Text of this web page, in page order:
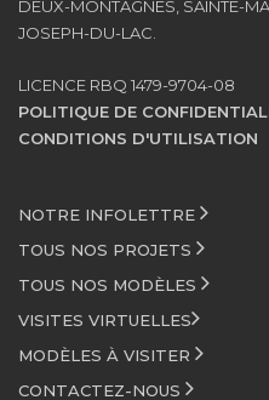
DEUX-MONTAGNES, SAINTE-
JOSEPH-DU-LAC.
LICENCE RBQ 1479-9704-08
POLITIQUE DE
CONDITIONS D'UTILISATION
NOTRE INFOLETTRE
TOUS NOS PROJETS
TOUS NOS MODÈLES
VISITES VIRTUELLES
MODÈLES À VISITER
CONTACTEZ-NOUS